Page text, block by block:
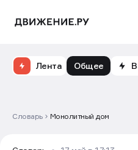
Лента Общее
Словарь Монолитный дом